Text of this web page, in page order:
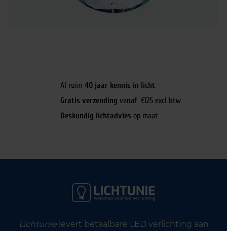
Al ruim 40 jaar kennis in licht
Gratis verzending vanaf €125 excl btw
Deskundig lichtadvies op maat
Lichtunielevert betaalbare LED verlichting aan